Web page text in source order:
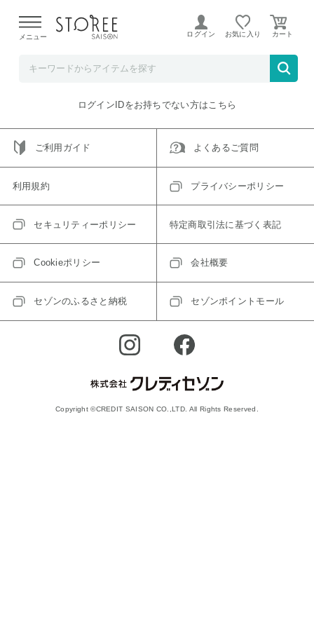
よる配送遅延が発生しております。
メニュー ログイン お気に入り
ご指定のアイテムは取り扱い終了、またはただいま取り扱い
トップへ戻る
ログインIDをお持ちでない方はこちら
ご利用ガイド よくあるご質問
利用規約 プライバシーポリシー
セキュリティーポリシー 特定商取引法に基づく表記
Cookieポリシー 会社概要
セゾンのふるさと納税 セゾンポイントモール
Copyright ©CREDIT SAISON CO.,LTD. All Rights Reserved.